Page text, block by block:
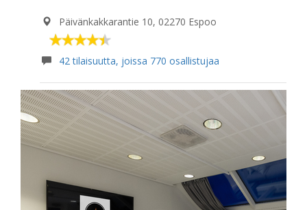
Päivänkakkarantie 10, 02270 Espoo
42 tilaisuutta, joissa 770 osallistujaa
Previous Next